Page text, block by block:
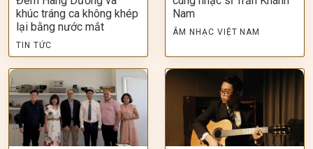
khúc tráng ca không khép
lại bằng nước mắt
TIN TỨC
Nam
ÂM NHẠC VIỆT NAM